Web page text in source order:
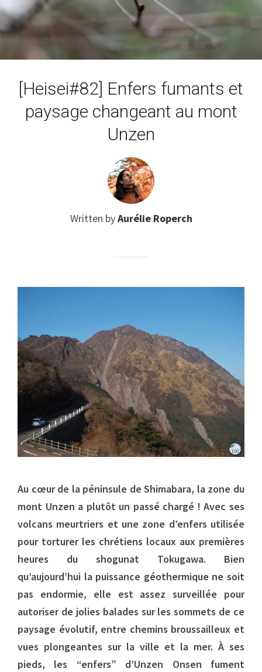
[Heisei#82] Enfers fumants et
paysage changeant au mont
Unzen
Written byAurélie Roperch
Au cœur de la péninsule de Shimabara, la zone du
mont Unzen a plutôt un passé chargé ! Avec ses
volcans meurtriers et une zone d’enfers utilisée
pour torturer les chrétiens locaux aux premières
heures du shogunat Tokugawa. Bien
qu’aujourd’hui la puissance géothermique ne soit
pas endormie, elle est assez surveillée pour
autoriser de jolies balades sur les sommets de ce
paysage évolutif, entre chemins broussailleux et
vues plongeantes sur la ville et la mer. À ses
pieds, les “enfers” d’Unzen Onsen fument